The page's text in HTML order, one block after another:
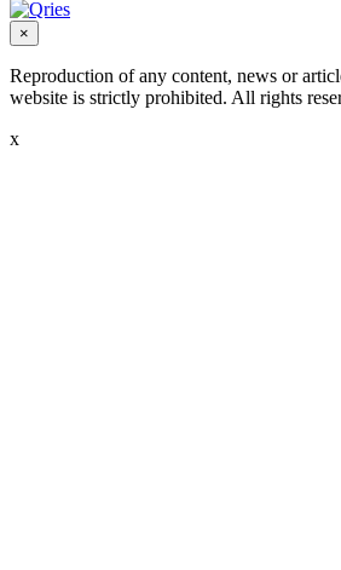
×
Reproduction of any content, news or
website is strictly prohibited. All rights
x